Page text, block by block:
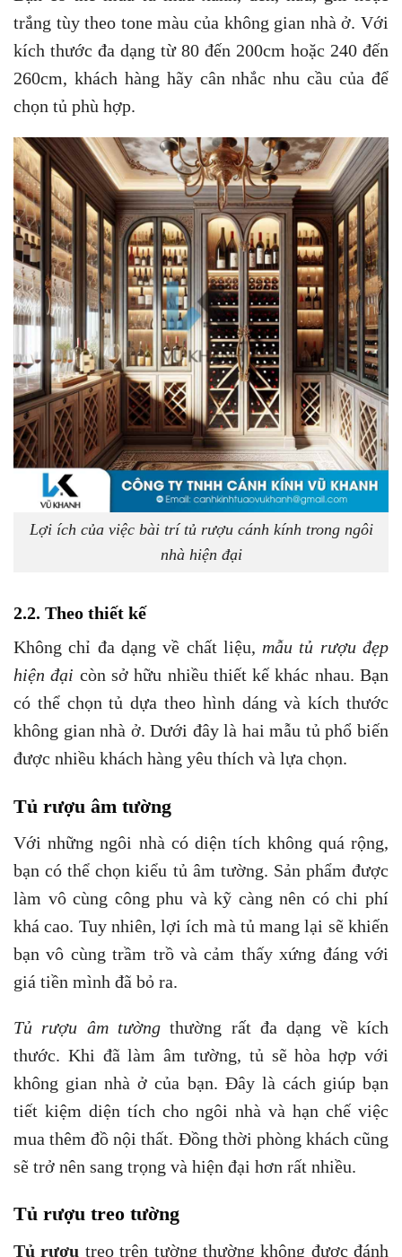
trắng tùy theo tone màu của không gian nhà ở. Với
kích thước đa dạng từ 80 đến 200cm hoặc 240 đến
260cm, khách hàng hãy cân nhắc nhu cầu của để
chọn tủ phù hợp.
Lợi ích của việc bài trí tủ rượu cánh kính trong ngôi
nhà hiện đại
2.2. Theo thiết kế
Không chỉ đa dạng về chất liệu,mẫu tủ rượu đẹp
hiện đại còn sở hữu nhiều thiết kế khác nhau. Bạn
có thể chọn tủ dựa theo hình dáng và kích thước
không gian nhà ở. Dưới đây là hai mẫu tủ phổ biến
được nhiều khách hàng yêu thích và lựa chọn.
Tủ rượu âm tường
Với những ngôi nhà có diện tích không quá rộng,
bạn có thể chọn kiểu tủ âm tường. Sản phẩm được
làm vô cùng công phu và kỹ càng nên có chi phí
khá cao. Tuy nhiên, lợi ích mà tủ mang lại sẽ khiến
bạn vô cùng trầm trồ và cảm thấy xứng đáng với
giá tiền mình đã bỏ ra.
Tủ rượu âm tường thường rất đa dạng về kích
thước. Khi đã làm âm tường, tủ sẽ hòa hợp với
không gian nhà ở của bạn. Đây là cách giúp bạn
tiết kiệm diện tích cho ngôi nhà và hạn chế việc
mua thêm đồ nội thất. Đồng thời phòng khách cũng
sẽ trở nên sang trọng và hiện đại hơn rất nhiều.
Tủ rượu treo tường
Tủ rượu treo trên tường thường không được đánh